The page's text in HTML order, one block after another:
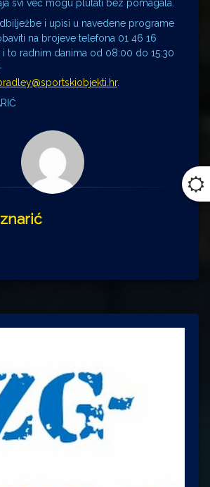
svi već mogu plutati bez pomagala.
i upisi u navedene programe
na brojeve telefona 01 46 16
i to radnim danima od 08:00 do 15:30
.